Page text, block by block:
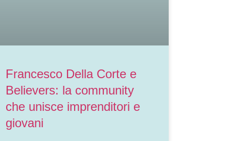
Francesco Della Corte e
Believers: la community
che unisce imprenditori e
giovani